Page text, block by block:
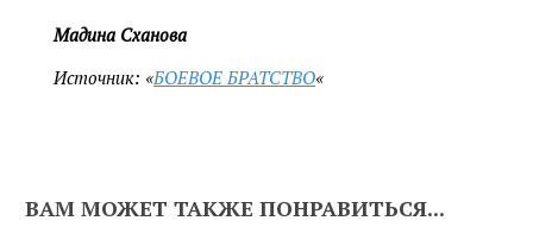
Мадина Сханова
Источник: «БОЕВОЕ БРАТСТВО«
ВАМ МОЖЕТ ТАКЖЕ ПОНРАВИТЬСЯ...